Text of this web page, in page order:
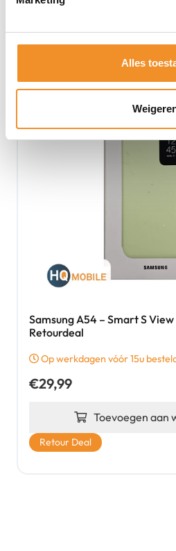
Alles
Samsung A54 – Smart S View
Retourdeal
Op werkdagen vóór 15u
€29,99
Toevoegen aan
Retour Deal